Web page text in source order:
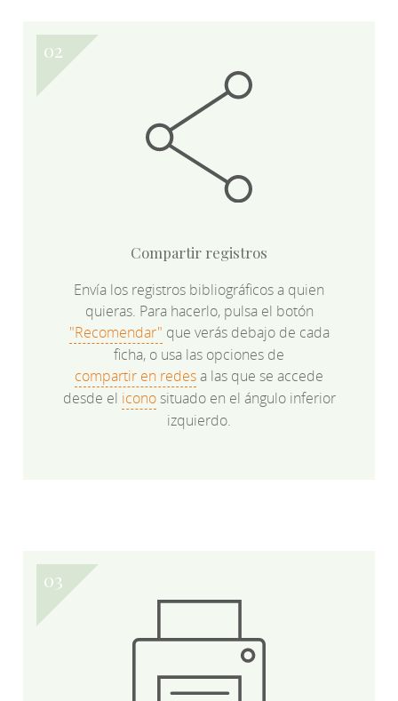
Compartir registros
Envía los registros bibliográficos a quien
quieras. Para hacerlo, pulsa el botón
"Recomendar" que verás debajo de cada
ficha, o usa las opciones de
compartir en redesa las que se accede
desde el iconosituado en el ángulo inferior
izquierdo.